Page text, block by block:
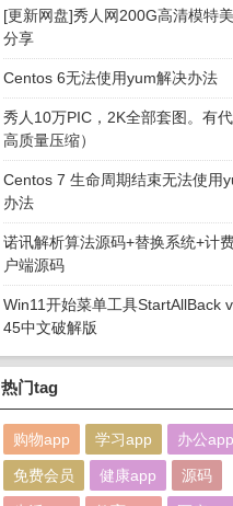
[更新网盘]秀人网200G高清模特
分享
Centos 6无法使用yum解决办法
秀人10万PIC，2K全部套图。有
高质量压缩）
Centos 7 生命周期结束无法使用
办法
诺讯解析算法源码+替换系统+计
户端源码
Win11开始菜单工具StartAllBack
45中文破解版
热门tag
购物app 学习app 办公app
免费会员 健康app 源码